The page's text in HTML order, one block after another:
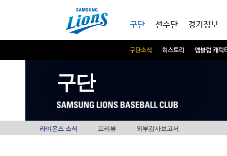
구단
구단소식 히스토리 엠블럼 캐릭
선수단 경기정보
구단
라이온즈 소식 프리뷰 외부감사보고서